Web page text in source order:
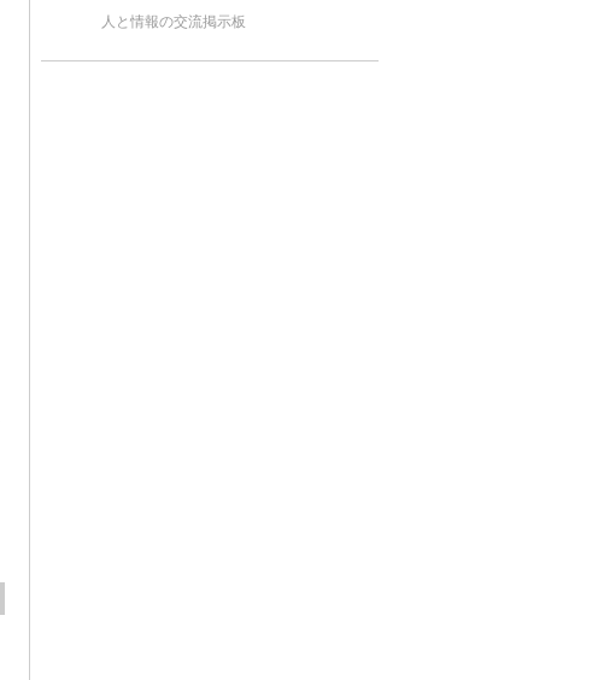
人と情報の交流掲示板